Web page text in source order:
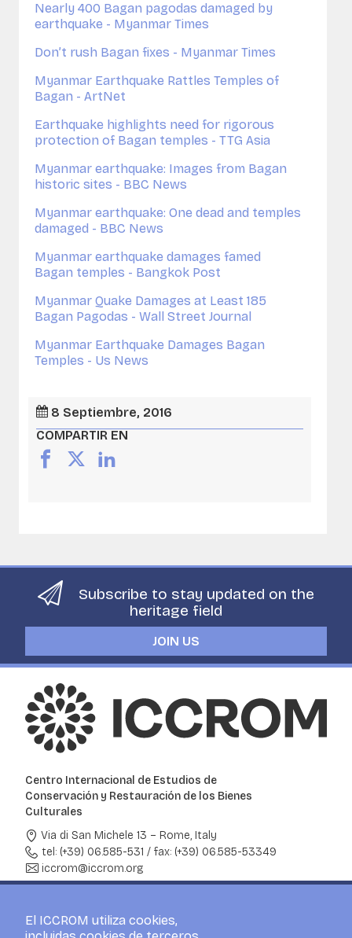
Nearly 400 Bagan pagodas damaged by
earthquake - Myanmar Times
Don’t rush Bagan fixes - Myanmar Times
Myanmar Earthquake Rattles Temples of
Bagan - ArtNet
Earthquake highlights need for rigorous
protection of Bagan temples - TTG Asia
Myanmar earthquake: Images from Bagan
historic sites - BBC News
Myanmar earthquake: One dead and temples
damaged - BBC News
Myanmar earthquake damages famed
Bagan temples - Bangkok Post
Myanmar Quake Damages at Least 185
Bagan Pagodas - Wall Street Journal
Myanmar Earthquake Damages Bagan
Temples - Us News
8 Septiembre, 2016
COMPARTIR EN
Subscribe to stay updated on the
heritage field
JOIN US
Centro Internacional de Estudios de
Conservación y Restauración de los Bienes
Culturales
Via di San Michele 13 – Rome, Italy
tel: (+39) 06.585-531 / fax: (+39) 06.585-53349
iccrom@iccrom.org
ACERCA DEL ICCROM
El ICCROM utiliza cookies,